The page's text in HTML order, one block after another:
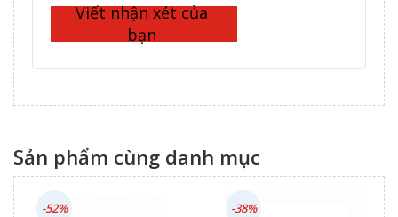
Viết nhận xét của
bạn
Sản phẩm cùng danh mục
-52% -38%